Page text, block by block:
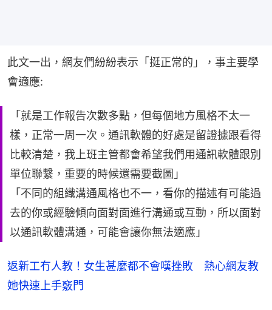
此文一出，網友們紛紛表示「挺正常的」，事主要學
會適應:
「就是工作報告次數多點，但每個地方風格不太一
樣，正常一周一次。通訊軟體的好處是留證據跟看得
比較清楚，我上班主管都會希望我們用通訊軟體跟別
單位聯繫，重要的時候還需要截圖」
「不同的組織溝通風格也不一，看你的描述有可能過
去的你或經驗傾向面對面進行溝通或互動，所以面對
以通訊軟體溝通，可能會讓你無法適應」
返新工冇人教！女生甚麼都不會嘆挫敗 熱心網友教
她快速上手竅門